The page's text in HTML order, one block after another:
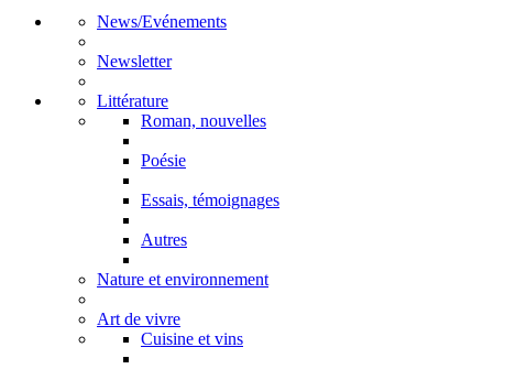
News/Evénements
Newsletter
Littérature
Roman, nouvelles
Poésie
Essais, témoignages
Autres
Nature et environnement
Art de vivre
Cuisine et vins